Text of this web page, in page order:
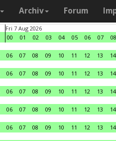
Archiv Forum
Fri 7 Aug 2026
00
01 02 03 04 05 06 07 08
06 07 08 09 10 11 12 13 14
06 07 08 09 10 11 12 13 14
06 07 08 09 10 11 12 13 14
06 07 08 09 10 11 12 13 14
06 07 08 09 10 11 12 13 14